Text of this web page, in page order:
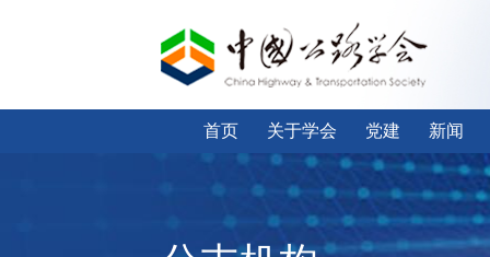
首页 关于学会 党建 新闻